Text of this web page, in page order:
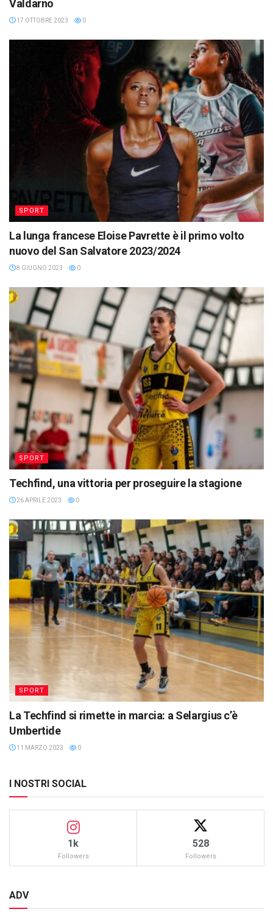
Valdarno
17 OTTOBRE 2023 0
SPORT
La lunga francese Eloise Pavrette è il primo volto
nuovo del San Salvatore 2023/2024
8 GIUGNO 2023 0
SPORT
Techfind, una vittoria per proseguire la stagione
26 APRILE 2023 0
SPORT
La Techfind si rimette in marcia: a Selargius c’è
Umbertide
11 MARZO 2023 0
I NOSTRI SOCIAL
1k
Followers
528
Followers
ADV